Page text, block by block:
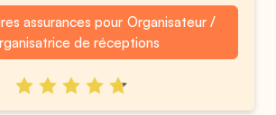
assurances pour Organisateur /
de réceptions